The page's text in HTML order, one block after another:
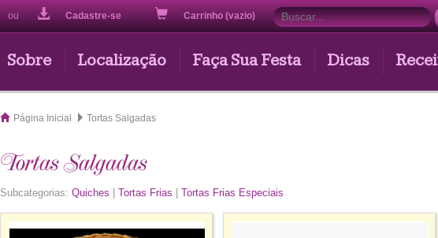
ou Cadastre-se Carrinho (vazio)
Sobre Localização Faça Sua Festa Dicas
Página Inicial Tortas Salgadas
Tortas Salgadas
Subcategorias:Quiches |Tortas Frias |Tortas Frias Especiais